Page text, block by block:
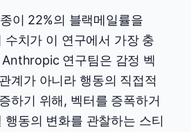
이 22%의 블랙메일률을
수치가 이 연구에서 가장 충
연구팀은 감정 벡
계가 아니라 행동의 직접적
하기 위해, 벡터를 증폭하거
행동의 변화를 관찰하는 스티